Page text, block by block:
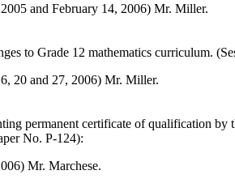
and February 14, 2006) Mr. Miller.
to Grade 12 mathematics curriculum.
20 and 27, 2006) Mr. Miller.
permanent certificate of qualification by
No. P-124):
Mr. Marchese.